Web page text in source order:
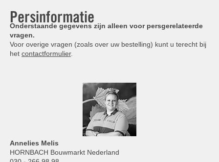
Persinformatie
Onderstaande gegevens zijn alleen voor persgerelateerde
vragen.
Voor overige vragen (zoals over uw bestelling) kunt u terecht bij
het contactformulier.
Annelies Melis
HORNBACH Bouwmarkt Nederland